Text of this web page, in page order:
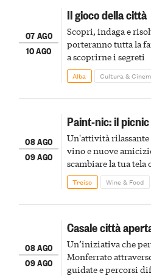
07 AGO
10 AGO
Il gioco della città
Scopri, indaga e
porteranno tutta la
a scoprirne i segreti
Alba Cultura &
08 AGO
09 AGO
Paint-nic: il
Un'attività
vino e nuove
scambiare la tua tela
Treiso Wine & Food
08 AGO
09 AGO
Casale città
Un’iniziativa che
Monferrato
guidate e percorsi